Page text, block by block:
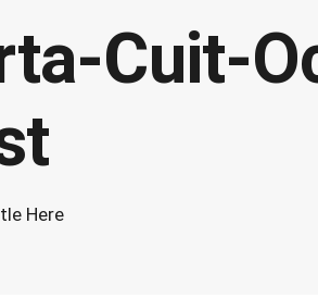
Cuit-
Here